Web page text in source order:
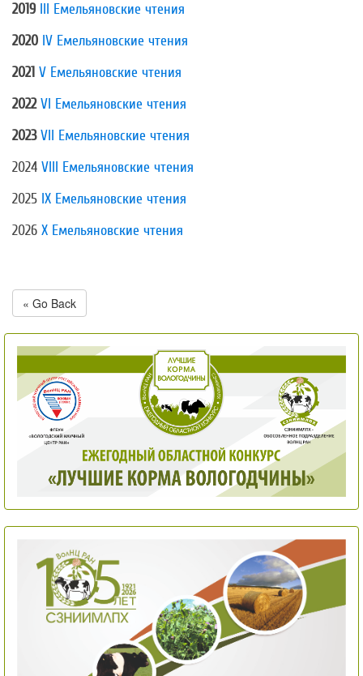
2019 III Емельяновские чтения
2020 IV Емельяновские чтения
2021 V Емельяновские чтения
2022VI Емельяновские чтения
2023VII Емельяновские чтения
2024 VIII Емельяновские чтения
2025 IX Емельяновские чтения
2026 X Емельяновские чтения
« Go Back